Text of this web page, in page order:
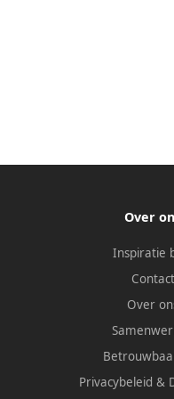
Over
Inspiratie
Contact
Over
Privacybeleid &